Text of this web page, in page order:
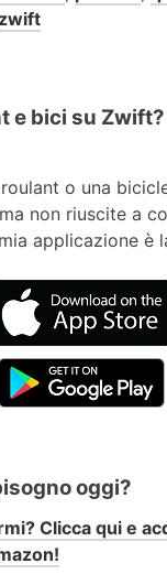
zwift
e bici su
o una
non riuscite a
applicazione è
oggi?
Clicca qui e